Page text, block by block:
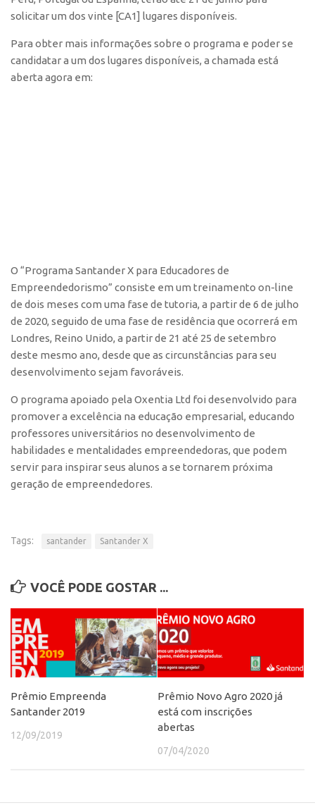
PRPI/USP
InovaUSP
Comunicação
Inovação em Números
Propriedade Intelectual
Formas de Proteção
Marcas
Cultivares
Desenho Industrial
Buscar Anterioridade
Como solicitar
Leis e Normas
Editais de TT
PD&I
Convênios
Chamamento
solicitar um dos vinte [CA1] lugares disponíveis.
Para obter mais informações sobre o programa e poder se
candidatar a um dos lugares disponíveis, a chamada está
aberta agora em:
O “Programa Santander X para Educadores de
Empreendedorismo” consiste em um treinamento on-line
de dois meses com uma fase de tutoria, a partir de 6 de julho
de 2020, seguido de uma fase de residência que ocorrerá em
Londres, Reino Unido, a partir de 21 até 25 de setembro
deste mesmo ano, desde que as circunstâncias para seu
desenvolvimento sejam favoráveis.
O programa apoiado pela Oxentia Ltd foi desenvolvido para
promover a excelência na educação empresarial, educando
professores universitários no desenvolvimento de
habilidades e mentalidades empreendedoras, que podem
servir para inspirar seus alunos a se tornarem próxima
geração de empreendedores.
Tags: santander Santander X
VOCÊ PODE GOSTAR ...
Prêmio Empreenda
Santander 2019
12/09/2019
Prêmio Novo Agro 2020 já
está com inscrições
abertas
07/04/2020